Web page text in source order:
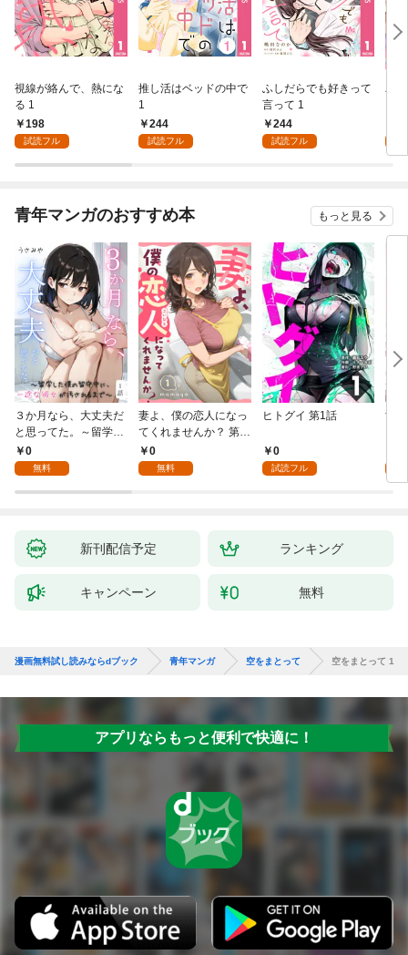
視線が絡んで、熱にな
る 1
198
試読フル
推し活はベッドの中で
1
244
試読フル
ふしだらでも好きって
言って 1
244
試読フル
パ
青年マンガのおすすめ本 もっと見る
３か月なら、大丈夫だ
と思ってた。～留学し
た僕の留守中に、一途
な彼女が汚されるまで
0
無料
妻よ、僕の恋人になっ
てくれませんか？ 第1
話0
無料
ヒトグイ 第1話
0
試読フル
世
新刊配信予定 ランキング
キャンペーン 無料
漫画無料試し読みならdブック 青年マンガ 空をまとって 空をまとって 1
アプリならもっと便利で快適に！